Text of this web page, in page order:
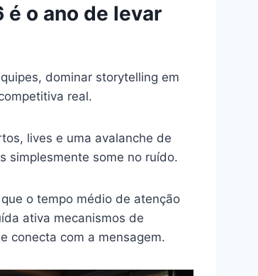
o ano de levar
dominar storytelling em
real.
lives e uma avalanche de
simplesmente some no ruído.
o tempo médio de atenção
ativa mecanismos de
conecta com a mensagem.